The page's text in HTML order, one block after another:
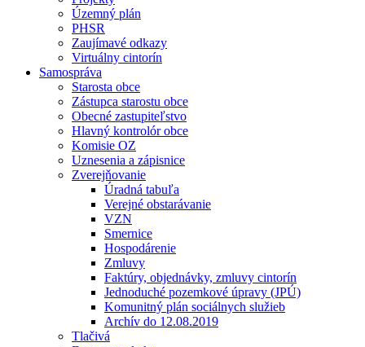
Územný plán
PHSR
Zaujímavé odkazy
Virtuálny cintorín
Samospráva
Starosta obce
Zástupca starostu obce
Obecné zastupiteľstvo
Hlavný kontrolór obce
Komisie OZ
Uznesenia a zápisnice
Zverejňovanie
Úradná tabuľa
Verejné obstarávanie
VZN
Smernice
Hospodárenie
Zmluvy
Faktúry, objednávky, zmluvy cintorín
Jednoduché pozemkové úpravy (JPÚ)
Komunitný plán sociálnych služieb
Archív do 12.08.2019
Tlačivá